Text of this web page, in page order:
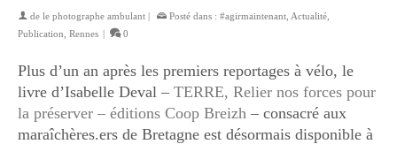
de le photographe ambulant | Posté dans : #agirmaintenant Actualité
Publication Rennes | 0
Plus d’un an après les premiers reportages à vélo, le
livre d’Isabelle Deval – TERRE, Relier nos forces pour
la préserver – éditions Coop Breizh – consacré aux
maraîchères.ers de Bretagne est désormais disponible à